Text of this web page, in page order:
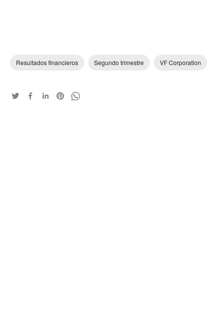
Resultados financieros Segundo trimestre VF Corporation